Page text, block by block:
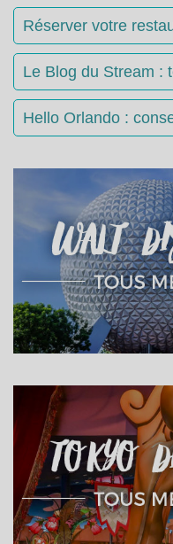
Réserver votre
Le Blog du Stream :
Hello Orlando :